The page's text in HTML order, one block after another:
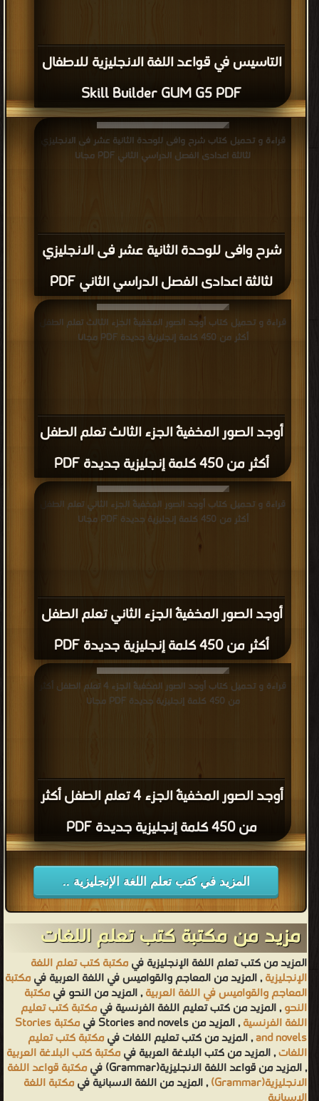
التاسيس في قواعد اللغة الانجليزية للاطفال
Skill Builder GUM G5 PDF
شرح وافى للوحدة الثانية عشر فى الانجليزي
لثالثة اعدادى الفصل الدراسي الثاني PDF
قراءة و تحميل كتاب شرح وافى للوحدة الثانية عشر فى الانجليزي
لثالثة اعدادى الفصل الدراسي الثاني PDF مجانا
أوجد الصور المخفيةٌ الجزء الثالث تعلم الطفل
أكثر من 450 كلمة إنجليزية جديدة PDF
قراءة و تحميل كتاب أوجد الصور المخفيةٌ الجزء الثالث تعلم الطفل
أكثر من 450 كلمة إنجليزية جديدة PDF مجانا
أوجد الصور المخفيةٌ الجزء الثاني تعلم الطفل
أكثر من 450 كلمة إنجليزية جديدة PDF
قراءة و تحميل كتاب أوجد الصور المخفيةٌ الجزء الثاني تعلم الطفل
أكثر من 450 كلمة إنجليزية جديدة PDF مجانا
أوجد الصور المخفيةٌ الجزء 4 تعلم الطفل أكثر
من 450 كلمة إنجليزية جديدة PDF
قراءة و تحميل كتاب أوجد الصور المخفيةٌ الجزء 4 تعلم الطفل أكثر
من 450 كلمة إنجليزية جديدة PDF مجانا
المزيد في كتب تعلم اللغة الإنجليزية ..
مزيد من مكتبة كتب تعلم اللغات
المزيد من كتب تعلم اللغة الإنجليزية فيمكتبة كتب تعلم اللغة
الإنجليزية, المزيد من المعاجم والقواميس في اللغة العربية فيمكتبة
المعاجم والقواميس في اللغة العربية, المزيد من النحو فيمكتبة
النحو, المزيد من كتب تعليم اللغة الفرنسية فيمكتبة كتب تعليم
اللغة الفرنسية, المزيد من Stories and novels في مكتبة Stories
and novels, المزيد من كتب تعليم اللغات فيمكتبة كتب تعليم
اللغات, المزيد من كتب البلاغة العربية فيمكتبة كتب البلاغة العربية
, المزيد من قواعد اللغة الانجليزية(Grammar) في مكتبة قواعد اللغة
الانجليزية(Grammar) , المزيد من اللغة الاسبانية فيمكتبة اللغة